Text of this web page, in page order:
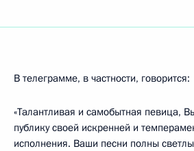
В телеграмме, в частности, говорится:
«Талантливая и самобытная певица,
публику своей искренней и
исполнения. Ваши песни полны